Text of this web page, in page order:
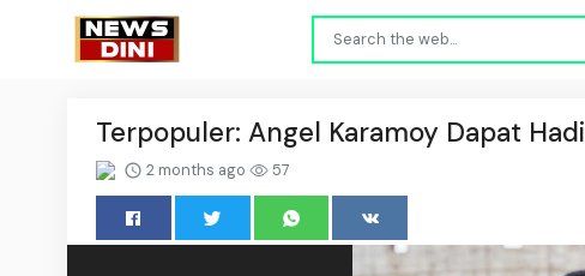
Terpopuler: Angel Karamoy Dapat
2 months ago 57